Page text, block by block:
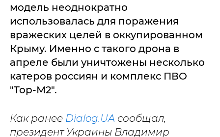
модель неоднократно
использовалась для поражения
вражеских целей в оккупированном
Крыму. Именно с такого дрона в
апреле были уничтожены несколько
катеров россиян и комплекс ПВО
"Тор-М2".
Как ранее Dialog.UA сообщал,
президент Украины Владимир